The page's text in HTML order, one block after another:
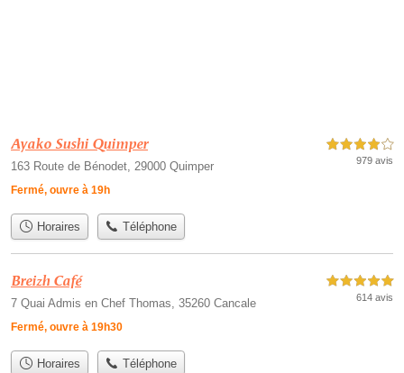
Ayako Sushi Quimper
163 Route de Bénodet, 29000 Quimper
Fermé, ouvre à 19h
4,0 étoiles sur 5
979 avis
Horaires Téléphone
Breizh Café
7 Quai Admis en Chef Thomas, 35260 Cancale
Fermé, ouvre à 19h30
5,0 étoiles sur 5
614 avis
Horaires Téléphone